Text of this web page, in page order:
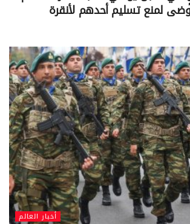
لمنع تسليم أحدهم لأنقرة
أخبار العالم